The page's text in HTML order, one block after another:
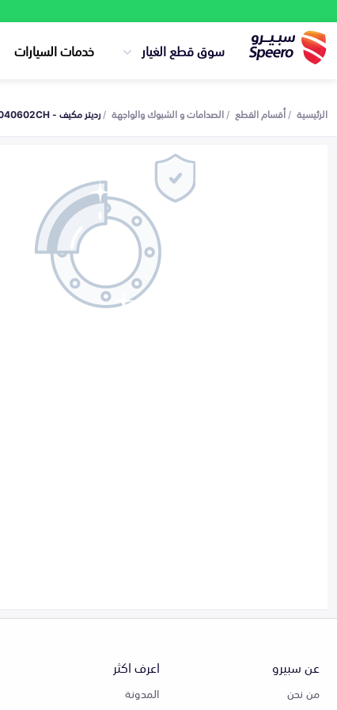
سوق قطع الغيار خدمات السيارات
الرئيسية أقسام القطع الصدامات و الشبوك والواجهة رديتر مكيف - C211F2801040602CH
عن سبيرو
من نحن
اعرف اكثر
المدونة